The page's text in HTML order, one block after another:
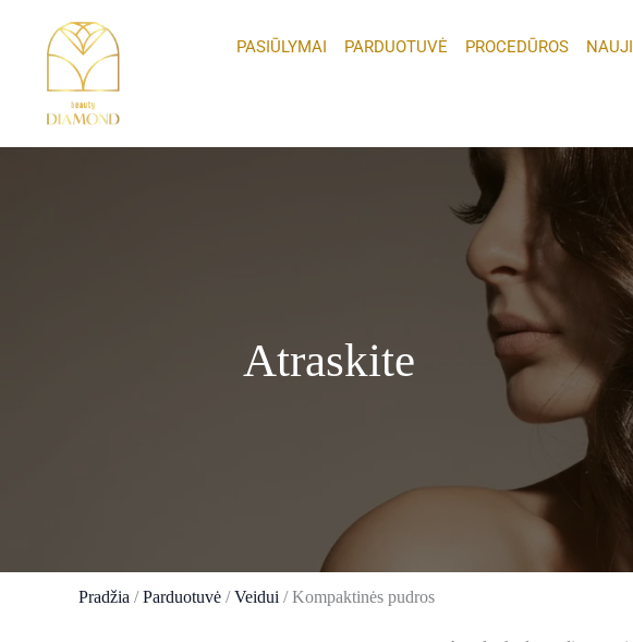
PASIŪLYMAI PARDUOTUVĖ PROCEDŪROS
Atraskite
Pradžia /Parduotuvė /Veidui / Kompaktinės pudros